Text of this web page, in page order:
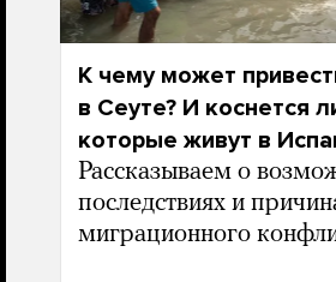
К чему может
в Сеуте? И коснется
которые живут в
Рассказываем о
последствиях и
миграционного